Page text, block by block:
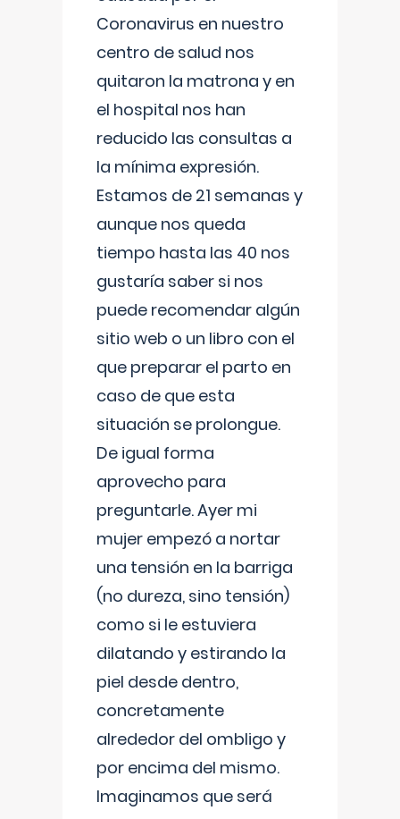
Coronavirus en nuestro
centro de salud nos
quitaron la matrona y en
el hospital nos han
reducido las consultas a
la mínima expresión.
Estamos de 21 semanas y
aunque nos queda
tiempo hasta las 40 nos
gustaría saber si nos
puede recomendar algún
sitio web o un libro con el
que preparar el parto en
caso de que esta
situación se prolongue.
De igual forma
aprovecho para
preguntarle. Ayer mi
mujer empezó a nortar
una tensión en la barriga
(no dureza, sino tensión)
como si le estuviera
dilatando y estirando la
piel desde dentro,
concretamente
alrededor del ombligo y
por encima del mismo.
Imaginamos que será